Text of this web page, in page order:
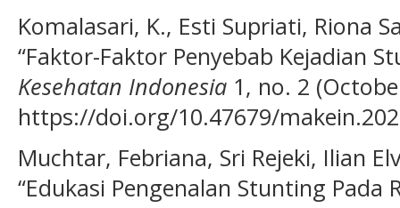
Komalasari, K., Esti Supriati, Riona
“Faktor-Faktor Penyebab Kejadian
Kesehatan Indonesia 1, no. 2
https://doi.org/10.47679/
Muchtar, Febriana, Sri Rejeki, Ilian
“Edukasi Pengenalan Stunting Pada